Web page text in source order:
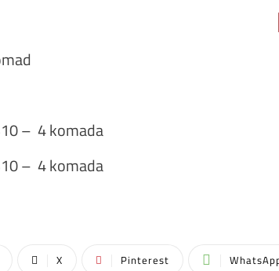
– 4 komada
– 4 komada
X Pinterest